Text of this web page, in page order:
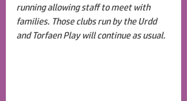
running allowing staff to meet with
families. Those clubs run by the Urdd
and Torfaen Play will continue as usual.